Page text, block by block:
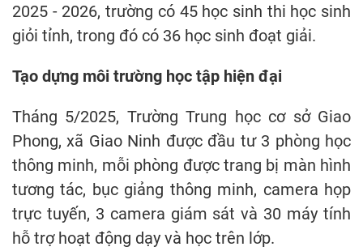
2025 - 2026, trường có 45 học sinh thi học sinh
giỏi tỉnh, trong đó có 36 học sinh đoạt giải.
Tạo dựng môi trường học tập hiện đại
Tháng 5/2025, Trường Trung học cơ sở Giao
Phong, xã Giao Ninh được đầu tư 3 phòng học
thông minh, mỗi phòng được trang bị màn hình
tương tác, bục giảng thông minh, camera họp
trực tuyến, 3 camera giám sát và 30 máy tính
hỗ trợ hoạt động dạy và học trên lớp.